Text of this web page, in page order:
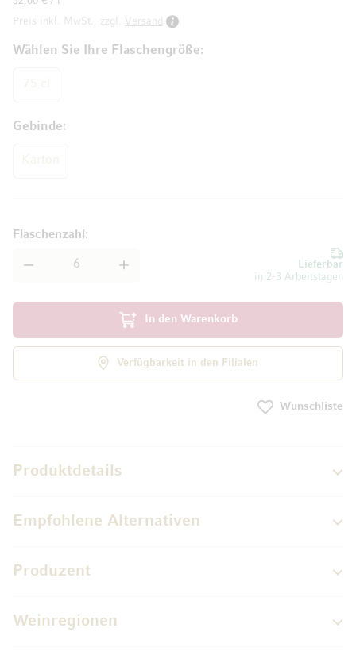
Wählen Sie Ihre Flaschengröße
Gebinde
Preis inkl. MwSt., zzgl.
Versand
Lieferbar
in 2-3 Arbeitstagen
Flaschenzahl
In den Warenkorb
Verfügbarkeit in den Filialen
Wunschliste
Produktdetails
Empfohlene Alternativen
Produzent
Weinregionen